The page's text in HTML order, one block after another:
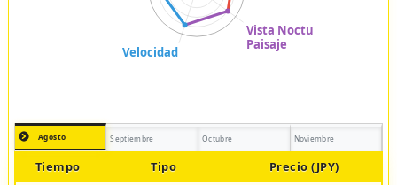
Agosto Septiembre Octubre Noviembre
Tiempo Tipo Precio (JPY)